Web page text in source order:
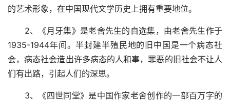
的艺术形象，在中国现代文学历史上拥有重要地位。
2、《月牙集》是老舍先生的自选集，由老舍先生作于
1935-1944年间。半封建半殖民地的旧中国是一个病态社
会，病态社会造出许多病态的人和事，罪恶的旧社会不让人
们有出路，引起人们的深思。
3、《四世同堂》是中国作家老舍创作的一部百万字的